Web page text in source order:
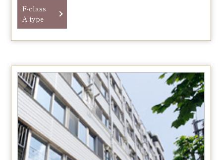
F-class
A-type